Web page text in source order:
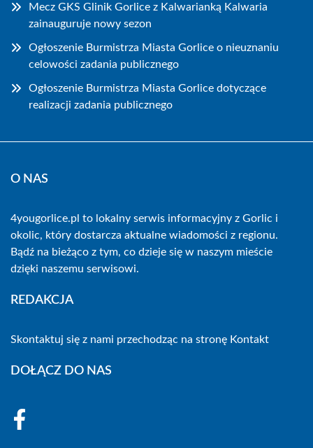
Mecz GKS Glinik Gorlice z Kalwarianką Kalwaria
zainauguruje nowy sezon
Ogłoszenie Burmistrza Miasta Gorlice o nieuznaniu
celowości zadania publicznego
Ogłoszenie Burmistrza Miasta Gorlice dotyczące
realizacji zadania publicznego
O NAS
4yougorlice.pl to lokalny serwis informacyjny z Gorlic i
okolic, który dostarcza aktualne wiadomości z regionu.
Bądź na bieżąco z tym, co dzieje się w naszym mieście
dzięki naszemu serwisowi.
REDAKCJA
Skontaktuj się z nami przechodząc na stronę Kontakt
DOŁĄCZ DO NAS